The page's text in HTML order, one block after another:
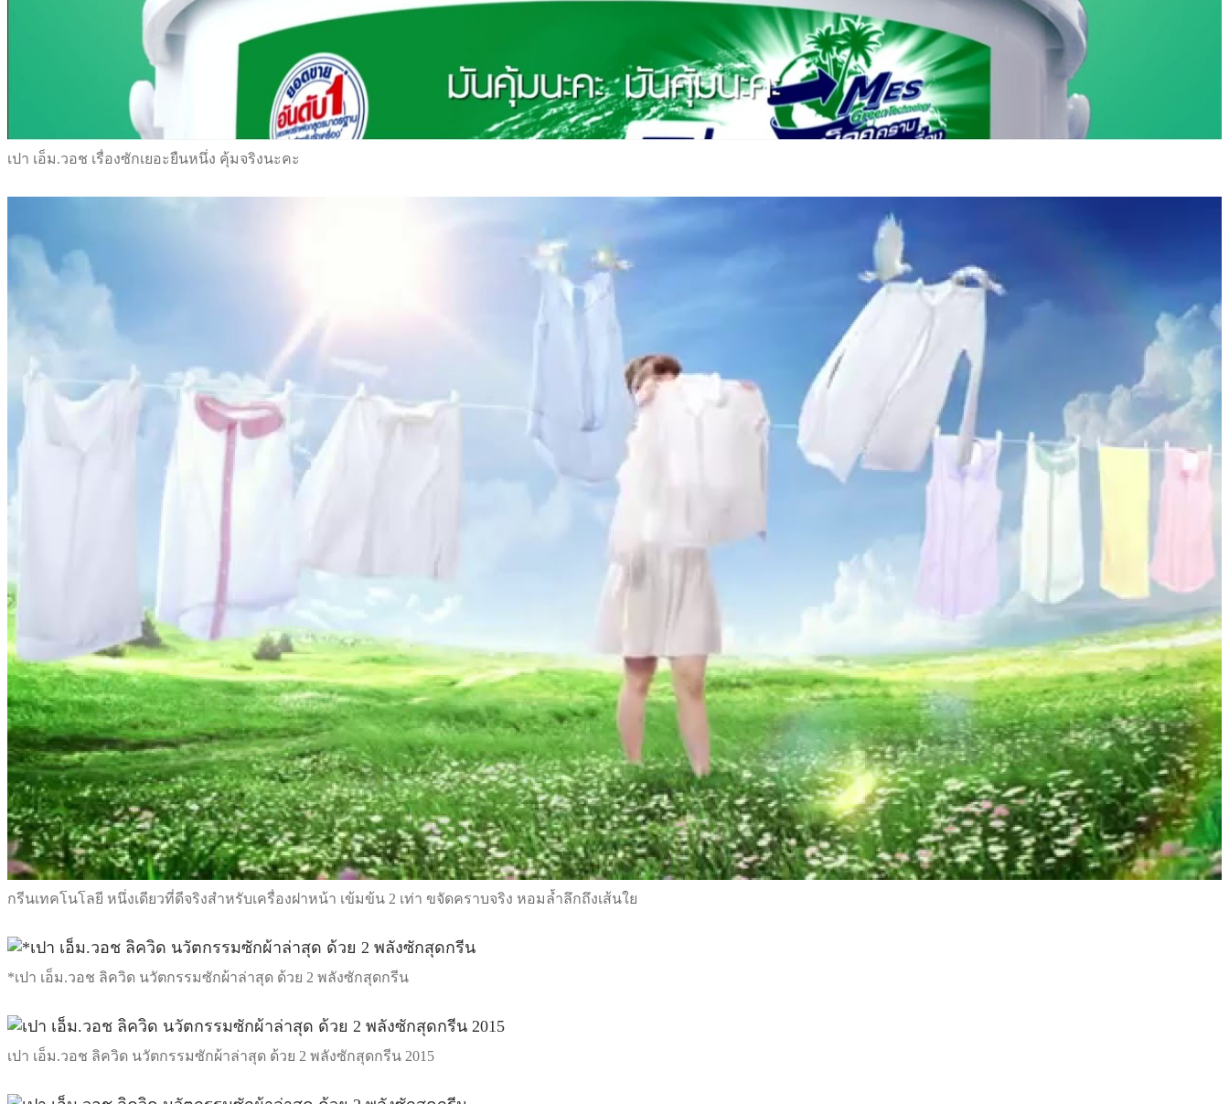
เปา เอ็ม.วอช เรื่องซักเยอะยืนหนึ่ง คุ้มจริงนะคะ
กรีนเทคโนโลยี หนึ่งเดียวที่ดีจริงสำหรับเครื่องฝาหน้า เข้มข้น 2 เท่า ขจัดคราบจริง หอมล้ำลึกถึงเส้นใย
*เปา เอ็ม.วอช ลิควิด นวัตกรรมซักผ้าล่าสุด ด้วย 2 พลังซักสุดกรีน
เปา เอ็ม.วอช ลิควิด นวัตกรรมซักผ้าล่าสุด ด้วย 2 พลังซักสุดกรีน 2015